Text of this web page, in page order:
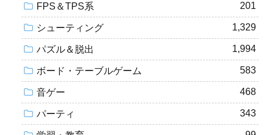
FPS＆TPS系 201
シューティング 1,329
パズル＆脱出 1,994
ボード・テーブルゲーム 583
音ゲー 468
パーティ 343